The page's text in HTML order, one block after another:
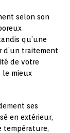
selon son
qu’une
d’un traitement
de votre
le mieux
ses
en extérieur,
température,